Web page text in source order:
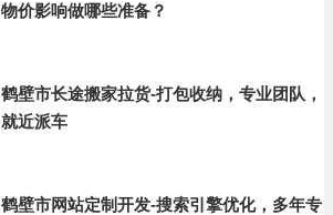
物价影响做哪些准备？
鹤壁市长途搬家拉货-打包收纳，专业团队，
就近派车
鹤壁市网站定制开发-搜索引擎优化，多年专